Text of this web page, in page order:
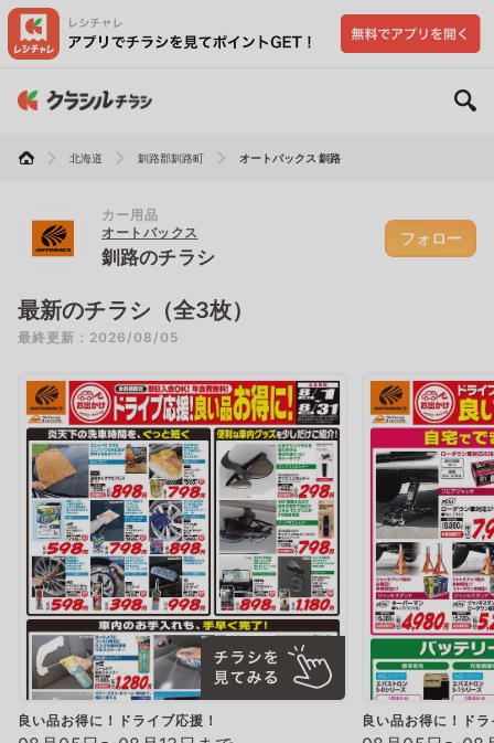
北海道 釧路郡釧路町 オートバックス 釧路
カー用品
オートバックス
釧路のチラシ
フォロー
最新のチラシ（全3枚）
最終更新：2026/08/05
良い品お得に！ドライブ応援！ 良い品お得に！ド